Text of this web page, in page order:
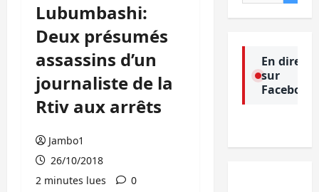
Lubumbashi:
Deux présumés
assassins d’un
journaliste de la
Rtiv aux arrêts
Jambo1
26/10/2018
2 minutes lues
0
En direct
sur
Facebook